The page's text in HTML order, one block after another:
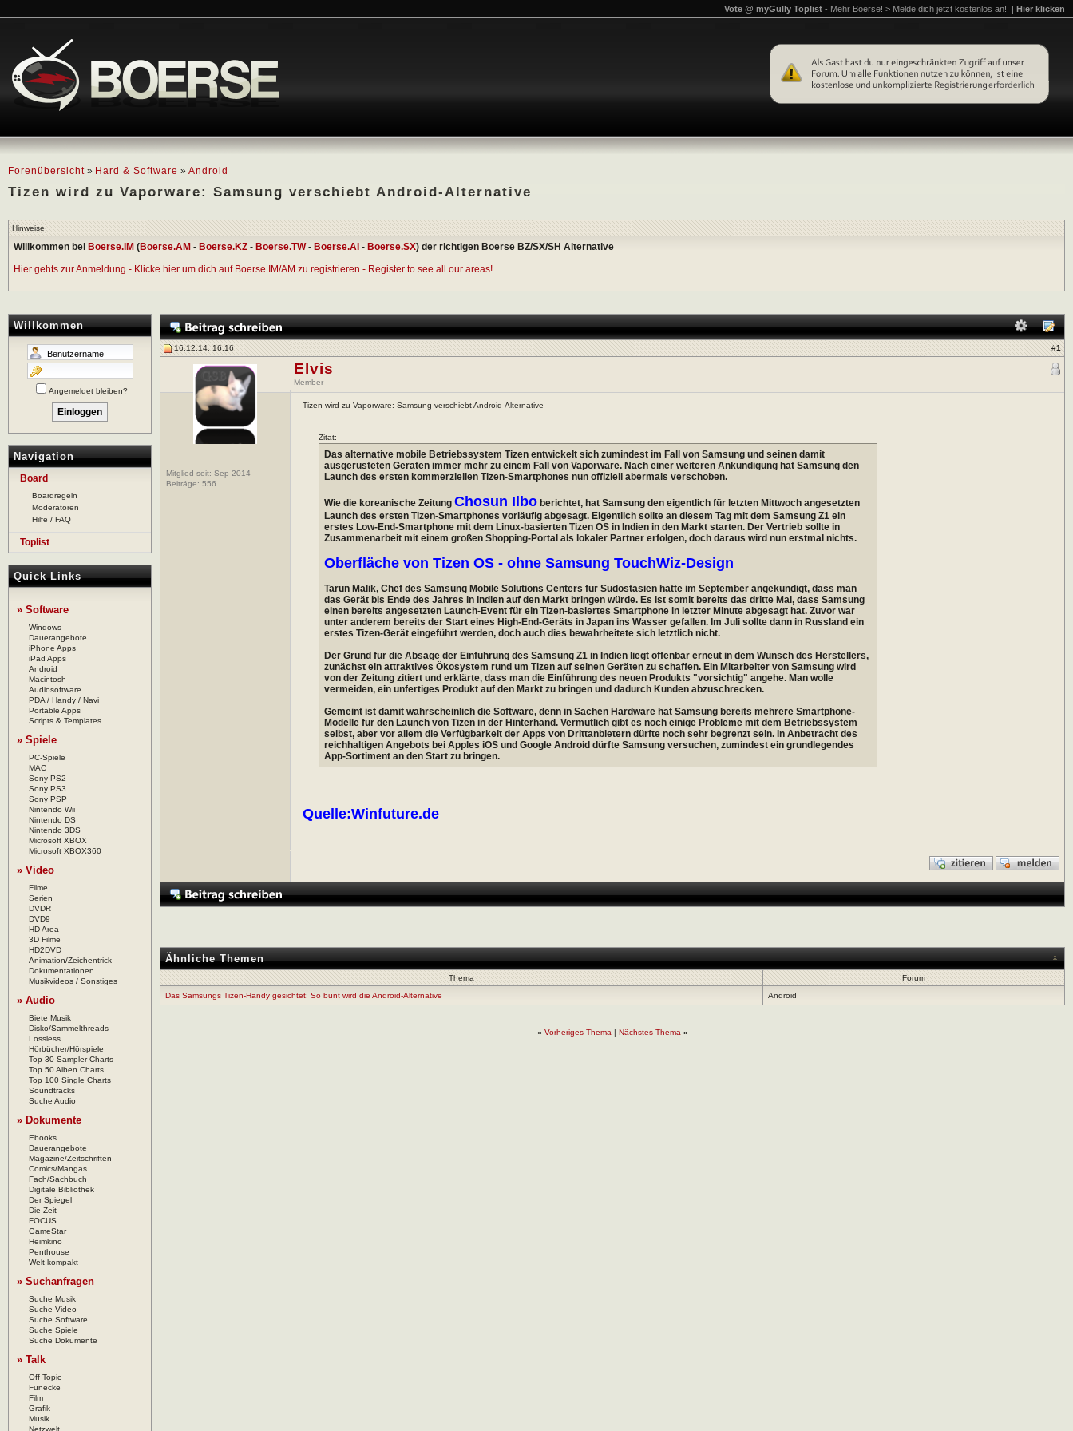
Forenübersicht » Hard & Software » Android
Tizen wird zu Vaporware: Samsung verschiebt Android-Alternative
Vote @ myGully Toplist - Mehr Boerse! > Melde dich jetzt kostenlos an! | Hier klicken
Hinweise
Willkommen bei Boerse.IM (Boerse.AM - Boerse.KZ - Boerse.TW- Boerse.AI - Boerse.SX) der richtigen Boerse BZ/SX/SH Alternative
Hier gehts zur Anmeldung - Klicke hier um dich auf Boerse.IM/AM zu registrieren - Register to see all our areas!
Willkommen
Angemeldet bleiben?
Navigation
Board
Boardregeln
Moderatoren
Hilfe / FAQ
Toplist
Quick Links
» Software
Windows
Dauerangebote
iPhone Apps
iPad Apps
Android
Macintosh
Audiosoftware
PDA / Handy / Navi
Portable Apps
Scripts & Templates
» Spiele
PC-Spiele
MAC
Sony PS2
Sony PS3
Sony PSP
Nintendo Wii
Nintendo DS
Nintendo 3DS
Microsoft XBOX
Microsoft XBOX360
» Video
Filme
Serien
DVDR
DVD9
HD Area
3D Filme
HD2DVD
Animation/Zeichentrick
Dokumentationen
Musikvideos / Sonstiges
» Audio
Biete Musik
Disko/Sammelthreads
Lossless
Hörbücher/Hörspiele
Top 30 Sampler Charts
Top 50 Alben Charts
Top 100 Single Charts
Soundtracks
Suche Audio
» Dokumente
Ebooks
Dauerangebote
Magazine/Zeitschriften
Comics/Mangas
Fach/Sachbuch
Digitale Bibliothek
Der Spiegel
Die Zeit
FOCUS
GameStar
Heimkino
Penthouse
Welt kompakt
» Suchanfragen
Suche Musik
Suche Video
Suche Software
Suche Spiele
Suche Dokumente
» Talk
Off Topic
Funecke
Film
Grafik
Musik
16.12.14, 16:16 #1
Mitglied seit: Sep 2014
Beiträge: 556
Elvis
Member
Tizen wird zu Vaporware: Samsung verschiebt Android-Alternative
Zitat:
Das alternative mobile Betriebssystem Tizen entwickelt sich zumindest im Fall von Samsung und seinen damit
ausgerüsteten Geräten immer mehr zu einem Fall von Vaporware. Nach einer weiteren Ankündigung hat Samsung den
Launch des ersten kommerziellen Tizen-Smartphones nun offiziell abermals verschoben.
Wie die koreanische Zeitung Chosun Ilbo berichtet, hat Samsung den eigentlich für letzten Mittwoch angesetzten
Launch des ersten Tizen-Smartphones vorläufig abgesagt. Eigentlich sollte an diesem Tag mit dem Samsung Z1 ein
erstes Low-End-Smartphone mit dem Linux-basierten Tizen OS in Indien in den Markt starten. Der Vertrieb sollte in
Zusammenarbeit mit einem großen Shopping-Portal als lokaler Partner erfolgen, doch daraus wird nun erstmal nichts.
Oberfläche von Tizen OS - ohne Samsung TouchWiz-Design
Tarun Malik, Chef des Samsung Mobile Solutions Centers für Südostasien hatte im September angekündigt, dass man
das Gerät bis Ende des Jahres in Indien auf den Markt bringen würde. Es ist somit bereits das dritte Mal, dass Samsung
einen bereits angesetzten Launch-Event für ein Tizen-basiertes Smartphone in letzter Minute abgesagt hat. Zuvor war
unter anderem bereits der Start eines High-End-Geräts in Japan ins Wasser gefallen. Im Juli sollte dann in Russland ein
erstes Tizen-Gerät eingeführt werden, doch auch dies bewahrheitete sich letztlich nicht.
Der Grund für die Absage der Einführung des Samsung Z1 in Indien liegt offenbar erneut in dem Wunsch des Herstellers,
zunächst ein attraktives Ökosystem rund um Tizen auf seinen Geräten zu schaffen. Ein Mitarbeiter von Samsung wird
von der Zeitung zitiert und erklärte, dass man die Einführung des neuen Produkts "vorsichtig" angehe. Man wolle
vermeiden, ein unfertiges Produkt auf den Markt zu bringen und dadurch Kunden abzuschrecken.
Gemeint ist damit wahrscheinlich die Software, denn in Sachen Hardware hat Samsung bereits mehrere Smartphone-
Modelle für den Launch von Tizen in der Hinterhand. Vermutlich gibt es noch einige Probleme mit dem Betriebssystem
selbst, aber vor allem die Verfügbarkeit der Apps von Drittanbietern dürfte noch sehr begrenzt sein. In Anbetracht des
reichhaltigen Angebots bei Apples iOS und Google Android dürfte Samsung versuchen, zumindest ein grundlegendes
App-Sortiment an den Start zu bringen.
Quelle:Winfuture.de
Ähnliche Themen
Thema
Forum
Das Samsungs Tizen-Handy gesichtet: So bunt wird die Android-Alternative
Android
« Vorheriges Thema| Nächstes Thema »